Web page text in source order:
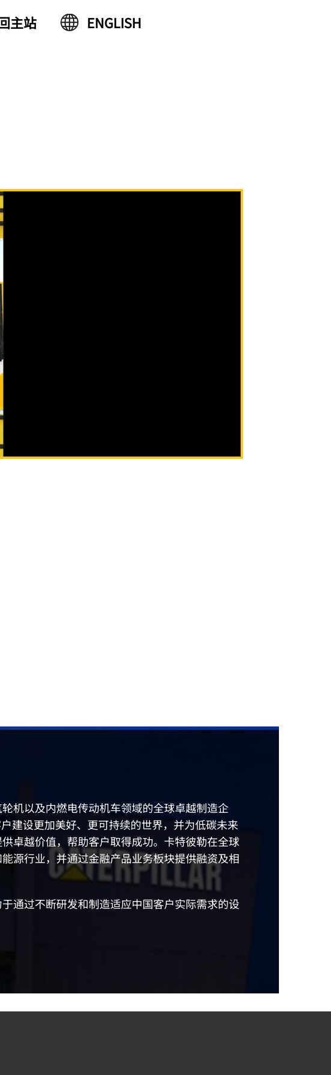
主站 ENGLISH
机以及内燃电传动机车领域的全球卓越制造企
建设更加美好、更可持续的世界，并为低碳未来
卓越价值，帮助客户取得成功。卡特彼勒在全球
源行业，并通过金融产品业务板块提供融资及相
通过不断研发和制造适应中国客户实际需求的设